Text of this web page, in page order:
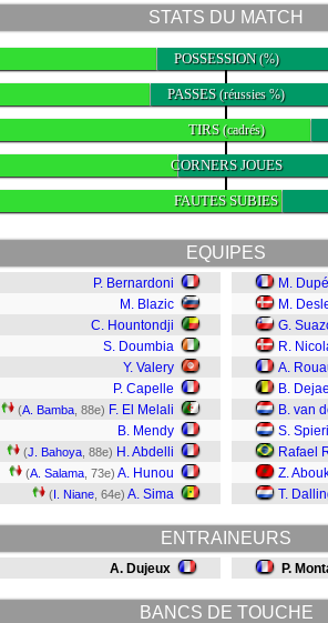
STATS DU MATCH
POSSESSION(%)
PASSES(réussies %)
TIRS(cadrés)
CORNERS JOUES
FAUTES SUBIES
EQUIPES
P. Bernardoni
M. Blazic
C. Hountondji
S. Doumbia
Y. Valery
P. Capelle
(A. Bamba , 88e) F. El Melali
B. Mendy
(J. Bahoya , 88e) H. Abdelli
(A. Salama , 73e) A. Hunou
(I. Niane , 64e) A. Sima
M. Dupé
M.
G.
R.
A.
B.
B. van
S.
Rafael
Z.
T.
ENTRAINEURS
A. Dujeux P.
BANCS DE TOUCHE